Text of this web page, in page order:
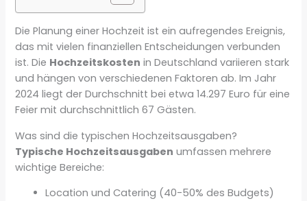
Die Planung einer Hochzeit ist ein aufregendes Ereignis,
das mit vielen finanziellen Entscheidungen verbunden
ist. Die Hochzeitskosten in Deutschland variieren stark
und hängen von verschiedenen Faktoren ab. Im Jahr
2024 liegt der Durchschnitt bei etwa 14.297 Euro für eine
Feier mit durchschnittlich 67 Gästen.
Was sind die typischen Hochzeitsausgaben?
Typische Hochzeitsausgaben umfassen mehrere
wichtige Bereiche:
Location und Catering (40-50% des Budgets)